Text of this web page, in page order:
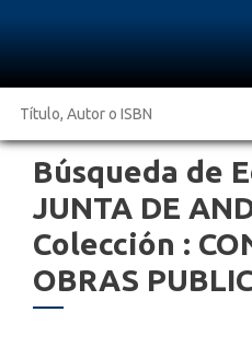
Búsqueda de
JUNTA DE
Colección :
OBRAS